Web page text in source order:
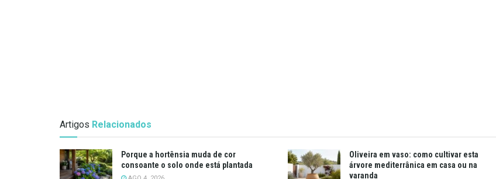
Artigos Relacionados
Porque a hortênsia muda de cor
consoante o solo onde está plantada
Oliveira em vaso: como cultivar esta
árvore mediterrânica em casa ou na
varanda